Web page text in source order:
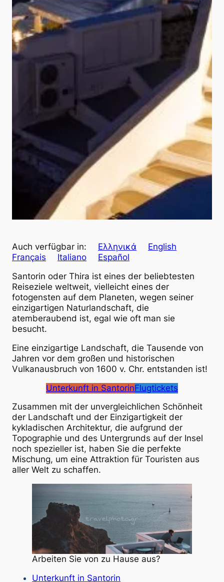
Auch verfügbar in: Ελληνικά
English
Français
Italiano
Español
Santorin oder Thira ist eines der beliebtesten
Reiseziele weltweit, vielleicht eines der
fotogensten auf dem Planeten, wegen seiner
einzigartigen Naturlandschaft, die
atemberaubend ist, egal wie oft man sie
besucht.
Eine einzigartige Landschaft, die Tausende von
Jahren vor dem großen und historischen
Vulkanausbruch von 1600 v. Chr. entstanden ist!
Unterkunft in SantorinFlugtickets
Zusammen mit der unvergleichlichen Schönheit
der Landschaft und der Einzigartigkeit der
kykladischen Architektur, die aufgrund der
Topographie und des Untergrunds auf der Insel
noch spezieller ist, haben Sie die perfekte
Mischung, um eine Attraktion für Touristen aus
aller Welt zu schaffen.
Arbeiten Sie von zu Hause aus?
Unterkunft in Santorin